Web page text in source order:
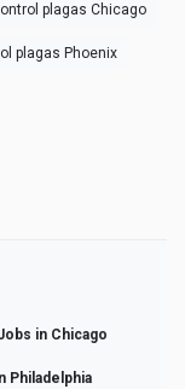
plagas Chicago
plagas Phoenix
in Chicago
Philadelphia